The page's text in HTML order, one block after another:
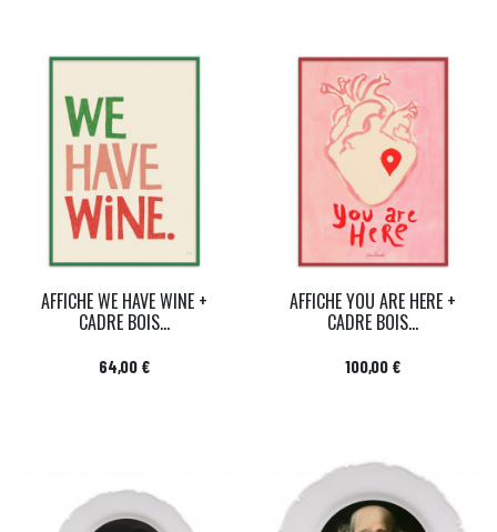
AFFICHE WE HAVE WINE +
CADRE BOIS...
Prix
64,00 €
AFFICHE YOU ARE HERE +
CADRE BOIS...
Prix
100,00 €